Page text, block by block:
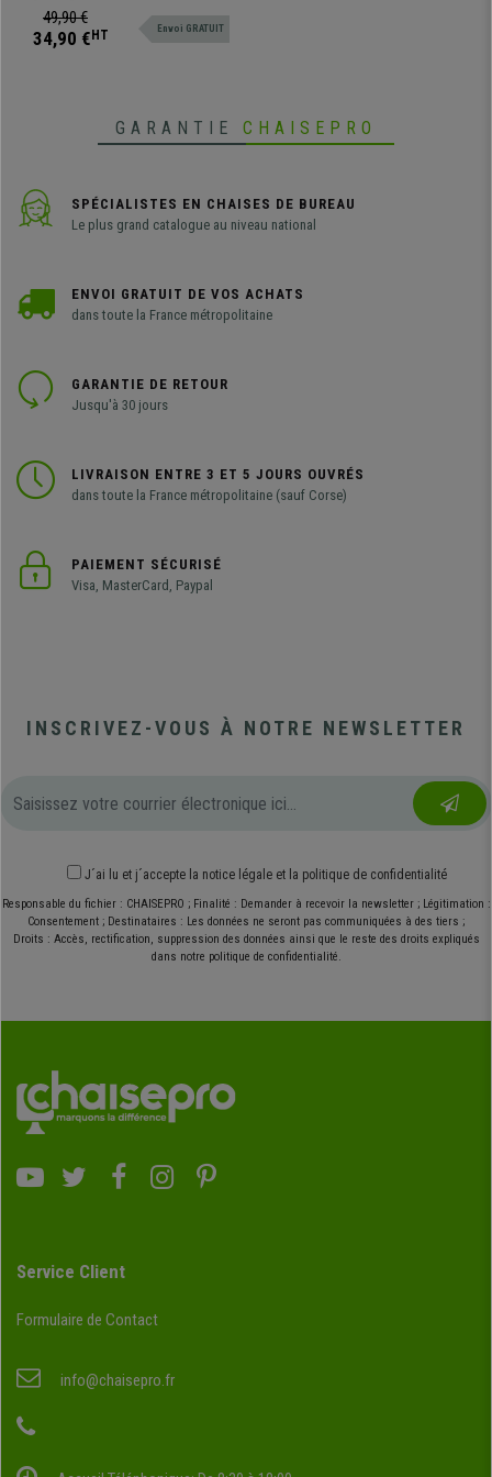
Argenté
Finitions chromées, disponible en
version argentée ou dorée.
49,90 €
34,90 € HT Envoi GRATUIT
GARANTIE CHAISEPRO
SPÉCIALISTES EN CHAISES DE BUREAU
Le plus grand catalogue au niveau national
ENVOI GRATUIT DE VOS ACHATS
dans toute la France métropolitaine
GARANTIE DE RETOUR
Jusqu'à 30 jours
LIVRAISON ENTRE 3 ET 5 JOURS OUVRÉS
dans toute la France métropolitaine (sauf Corse)
PAIEMENT SÉCURISÉ
Visa, MasterCard, Paypal
INSCRIVEZ-VOUS À NOTRE NEWSLETTER
J´ai lu et j´accepte la notice légale et la politique de confidentialité
Responsable du fichier : CHAISEPRO ; Finalité : Demander à recevoir la newsletter ; Légitimation :
Consentement ; Destinataires : Les données ne seront pas communiquées à des tiers ;
Droits : Accès, rectification, suppression des données ainsi que le reste des droits expliqués
dans notre politique de confidentialité.
Service Client
Formulaire de Contact
info@chaisepro.fr